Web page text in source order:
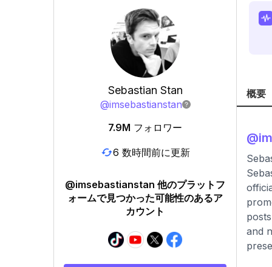
Sebastian Stan
@imsebastianstan
7.9M フォロワー
6 数時間前に更新
@imsebastianstan 他のプラットフ
ォームで見つかった可能性のあるア
カウント
概要
@
and